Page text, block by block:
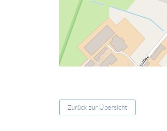
Zurück zur Übersicht